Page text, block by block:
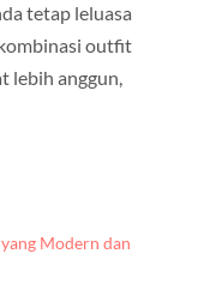
tetap leluasa
outfit
lebih anggun,
Modern dan